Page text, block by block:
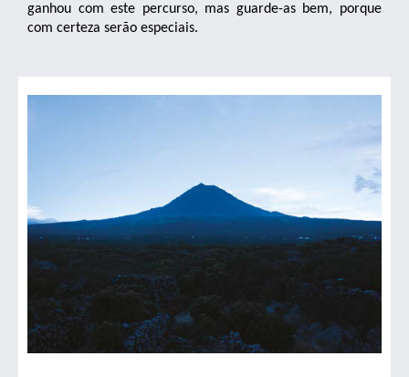
ganhou com este percurso, mas guarde-as bem, porque
com certeza serão especiais.